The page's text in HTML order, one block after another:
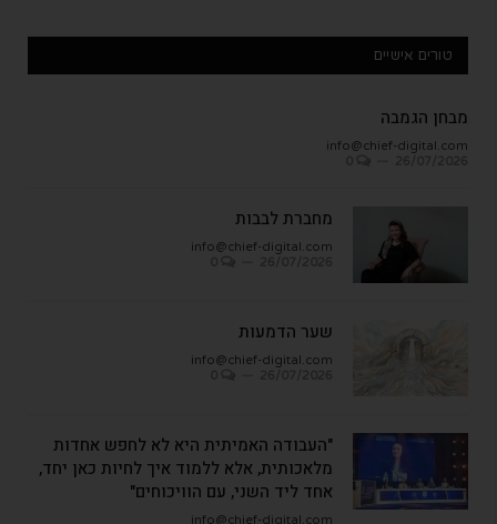
טורים אישיים
מבחן הגמבה
info@chief-digital.com
מחברת לבבות
info@chief-digital.com
שער הדמעות
info@chief-digital.com
"העבודה האמיתית היא לא לחפש אחדות
מלאכותית, אלא ללמוד איך לחיות כאן יחד,
אחד ליד השני, עם הוויכוחים"
info@chief-digital.com